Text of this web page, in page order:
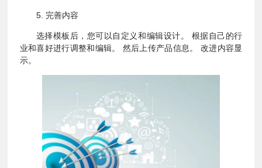
5. 完善内容
选择模板后，您可以自定义和编辑设计。 根据自己的行
业和喜好进行调整和编辑。 然后上传产品信息。 改进内容显
示。